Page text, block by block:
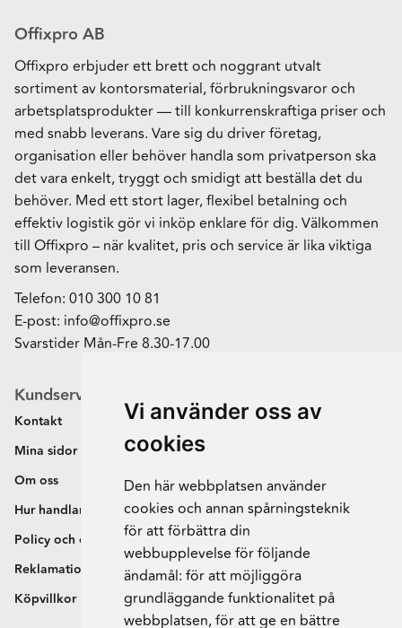
Vi använder oss av
cookies
Den här webbplatsen använder
cookies och annan spårningsteknik
för att förbättra din
webbupplevelse för följande
ändamål: för att möjliggöra
grundläggande funktionalitet på
webbplatsen,för att ge en bättre
Offixpro AB
Offixpro erbjuder ett brett och noggrant utvalt
sortiment av kontorsmaterial, förbrukningsvaror och
arbetsplatsprodukter — till konkurrenskraftiga priser och
med snabb leverans. Vare sig du driver företag,
organisation eller behöver handla som privatperson ska
det vara enkelt, tryggt och smidigt att beställa det du
behöver. Med ett stort lager, flexibel betalning och
effektiv logistik gör vi inköp enklare för dig. Välkommen
till Offixpro – när kvalitet, pris och service är lika viktiga
som leveransen.
Telefon: 010 300 10 81
E-post: info@offixpro.se
Svarstider Mån-Fre 8.30-17.00
Kundservice
Kontakt
Mina sidor
Om oss
Hur handlar jag?
Policy och cookies
Reklamation och retur
Köpvillkor